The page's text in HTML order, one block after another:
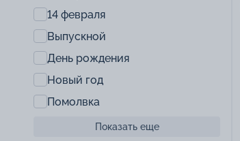
14 февраля
Выпускной
День рождения
Новый год
Помолвка
Показать еще